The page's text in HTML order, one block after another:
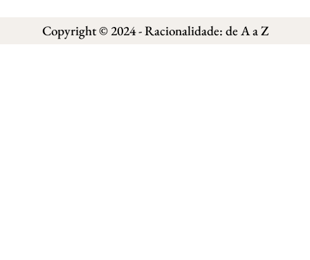
Copyright © 2024 - Racionalidade: de A a Z